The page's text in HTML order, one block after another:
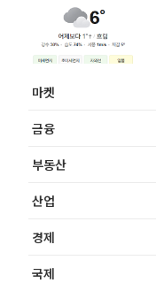
마켓
금융
부동산
산업
경제
국제